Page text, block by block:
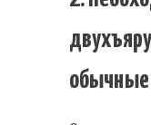
обычные